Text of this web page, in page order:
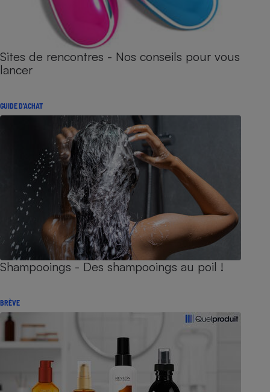
Sites de rencontres - Nos conseils pour vous
lancer
GUIDE D'ACHAT
Shampooings - Des shampooings au poil !
BRÈVE